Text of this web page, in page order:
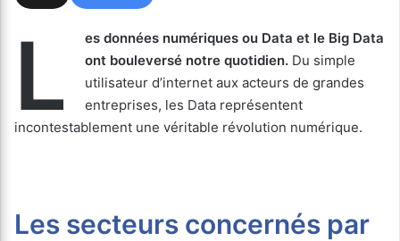
L
es données numériques ou Data et le Big Data
ont bouleversé notre quotidien. Du simple
utilisateur d’internet aux acteurs de grandes
entreprises, les Data représentent
incontestablement une véritable révolution numérique.
Les secteurs concernés par